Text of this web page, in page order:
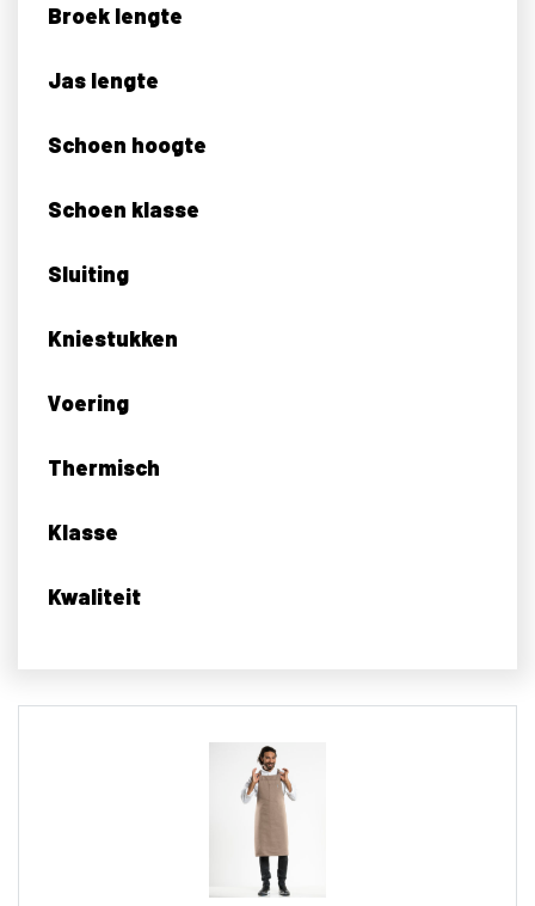
Broek lengte
Jas lengte
Schoen hoogte
Schoen klasse
Sluiting
Kniestukken
Voering
Thermisch
Klasse
Kwaliteit